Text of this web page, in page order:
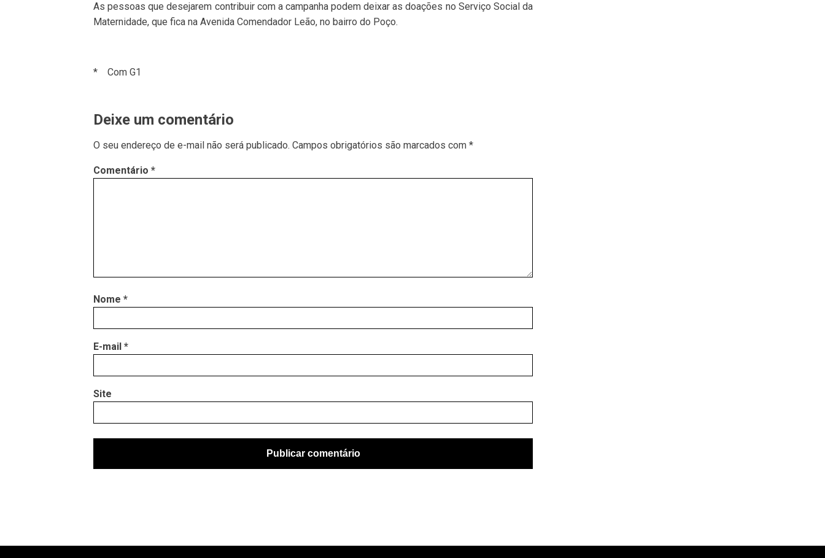
As pessoas que desejarem contribuir com a campanha podem deixar as doações no Serviço Social da
Maternidade, que fica na Avenida Comendador Leão, no bairro do Poço.
* Com G1
Deixe um comentário
O seu endereço de e-mail não será publicado. Campos obrigatórios são marcados com *
Comentário *
Nome *
E-mail *
Site